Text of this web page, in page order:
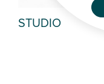
STUDIO